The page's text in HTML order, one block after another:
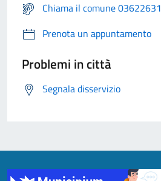
Chiama il comune 03622631
Prenota un appuntamento
Problemi in città
Segnala disservizio